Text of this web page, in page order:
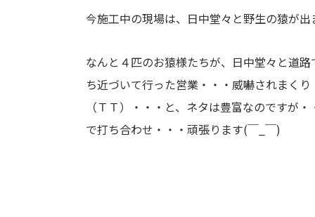
今施工中の現場は、日中堂々と野生の猿が
なんと４匹のお猿様たちが、日中堂々と道
ち近づいて行った営業・・・威嚇されまく
（ＴＴ）・・・と、ネタは豊富なのです
で打ち合わせ・・・頑張ります(￣_￣)